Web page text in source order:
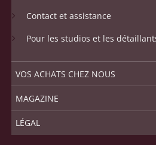
Contact et assistance
Pour les studios et les
VOS ACHATS CHEZ NOUS
MAGAZINE
LÉGAL